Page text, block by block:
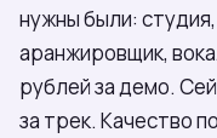
нужны были:
аранжировщик,
рублей за демо.
за трек. Качество